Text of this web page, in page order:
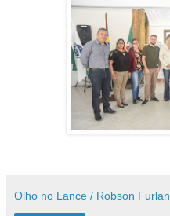
Olho no Lance / Robson Furlan